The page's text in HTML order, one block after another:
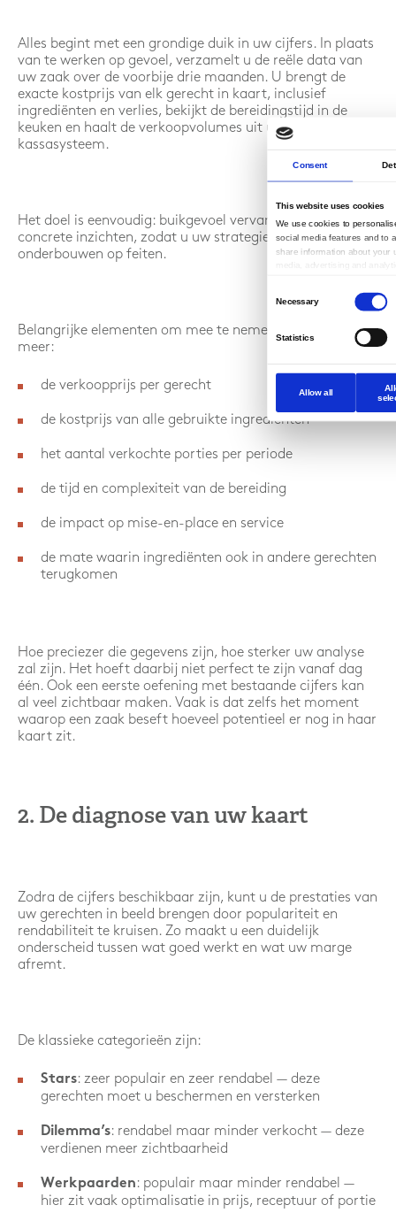
Consent
This website uses cookies
We use cookies to
social media features and to
share information about your
them or that they’ve
services.
Selection
Necessary
Statistics
Allow all
Alles begint met een grondige duik in uw cijfers. In plaats
van te werken op gevoel, verzamelt u de reële data van
uw zaak over de voorbije drie maanden. U brengt de
exacte kostprijs van elk gerecht in kaart, inclusief
ingrediënten en verlies, bekijkt de bereidingstijd in de
keuken en haalt de verkoopvolumes uit uw
kassasysteem.
Het doel is eenvoudig: buikgevoel vervangen door
concrete inzichten, zodat u uw strategie kunt
onderbouwen op feiten.
Belangrijke elementen om mee te nemen zijn onder
meer:
de verkoopprijs per gerecht
de kostprijs van alle gebruikte ingrediënten
het aantal verkochte porties per periode
de tijd en complexiteit van de bereiding
de impact op mise-en-place en service
de mate waarin ingrediënten ook in andere gerechten
terugkomen
Hoe preciezer die gegevens zijn, hoe sterker uw analyse
zal zijn. Het hoeft daarbij niet perfect te zijn vanaf dag
één. Ook een eerste oefening met bestaande cijfers kan
al veel zichtbaar maken. Vaak is dat zelfs het moment
waarop een zaak beseft hoeveel potentieel er nog in haar
kaart zit.
2. De diagnose van uw kaart
Zodra de cijfers beschikbaar zijn, kunt u de prestaties van
uw gerechten in beeld brengen door populariteit en
rendabiliteit te kruisen. Zo maakt u een duidelijk
onderscheid tussen wat goed werkt en wat uw marge
afremt.
De klassieke categorieën zijn:
Stars: zeer populair en zeer rendabel — deze
gerechten moet u beschermen en versterken
Dilemma’s: rendabel maar minder verkocht — deze
verdienen meer zichtbaarheid
Werkpaarden : populair maar minder rendabel —
hier zit vaak optimalisatie in prijs, receptuur of portie